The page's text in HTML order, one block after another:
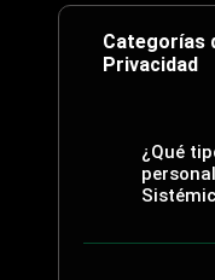
Categorías
Privacidad
¿Qué